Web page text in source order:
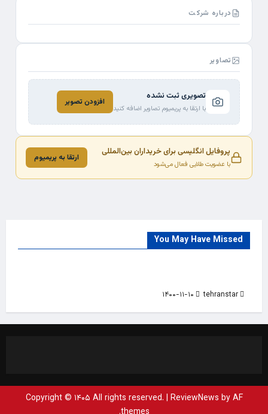
درباره شرکت
تصاویر
تصویری ثبت نشده
با ارتقا به پریمیوم تصاویر اضافه کنید
افزودن تصویر
پروفایل انگلیسی برای خریداران بین‌المللی
با عضویت طلایی فعال می‌شود
ارتقا به پریمیوم
You May Have Missed
Countries
India
Trade Source
tehranstar
Copyright © ۱۴۰۵ All rights reserved. | ReviewNews by AF